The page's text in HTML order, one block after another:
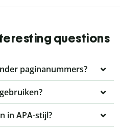
questions
paginanummers?
in APA-stijl?